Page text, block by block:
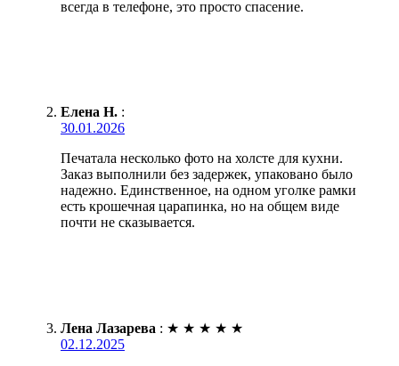
всегда в телефоне, это просто спасение.
Елена Н. :
30.01.2026
Печатала несколько фото на холсте для кухни.
Заказ выполнили без задержек, упаковано было
надежно. Единственное, на одном уголке рамки
есть крошечная царапинка, но на общем виде
почти не сказывается.
Лена Лазарева : ★ ★ ★ ★ ★
02.12.2025